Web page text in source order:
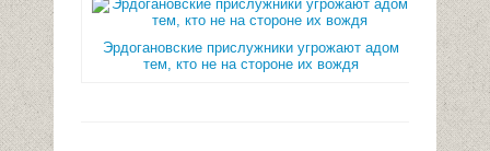
Эрдогановские прислужники угрожают адом
тем, кто не на стороне их вождя